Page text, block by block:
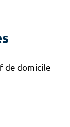
de domicile